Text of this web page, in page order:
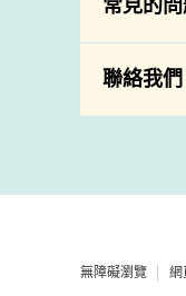
構
常見的
聯絡我們
地址
郵件貼
無障礙瀏覽 網